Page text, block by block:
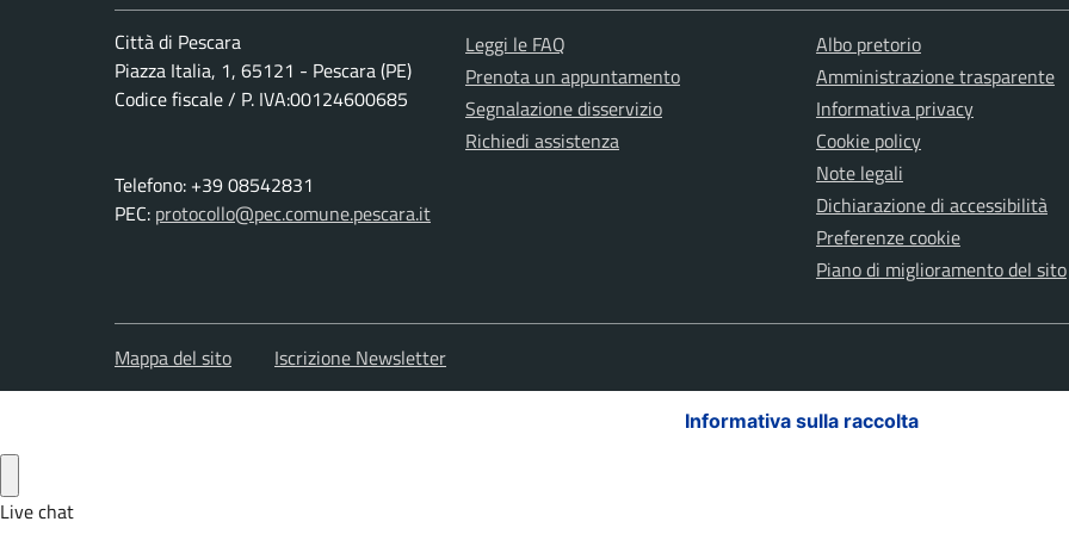
Città di Pescara
Piazza Italia, 1, 65121 - Pescara (PE)
Codice fiscale / P. IVA:00124600685
Telefono: +39 08542831
PEC: protocollo@pec.comune.pescara.it
Leggi le FAQ
Prenota un appuntamento
Segnalazione disservizio
Richiedi assistenza
Albo pretorio
Amministrazione trasparente
Informativa privacy
Cookie policy
Note legali
Dichiarazione di accessibilità
Preferenze cookie
Piano di miglioramento del sito
Mappa del sito Iscrizione Newsletter
Informativa sulla raccolta